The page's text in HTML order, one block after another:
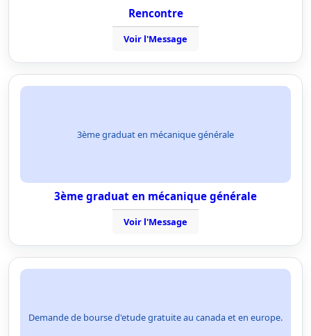
Rencontre
Voir l'Message
3ème graduat en mécanique générale
3ème graduat en mécanique générale
Voir l'Message
Demande de bourse d'etude gratuite au canada et en europe.